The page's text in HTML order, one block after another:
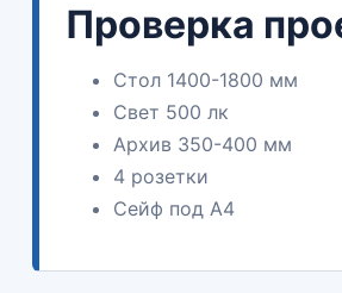
Проверка
Стол 1400-1800 мм
Свет 500 лк
Архив 350-400 мм
4 розетки
Сейф под A4